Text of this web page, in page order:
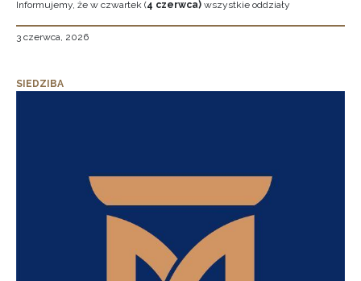
Informujemy, że w czwartek (4 czerwca) wszystkie oddziały
3 czerwca, 2026
SIEDZIBA